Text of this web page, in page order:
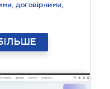
договірними,